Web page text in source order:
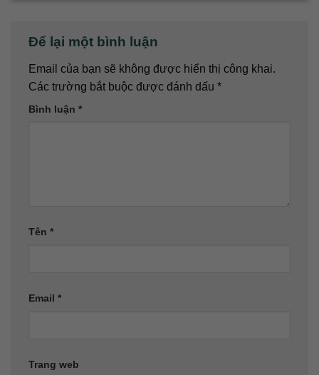
Để lại một bình luận
Email của bạn sẽ không được hiển thị công khai.
Các trường bắt buộc được đánh dấu *
Bình luận *
Tên *
Email *
Trang web